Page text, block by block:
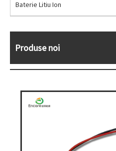
Baterie Litiu Ion
Produse noi